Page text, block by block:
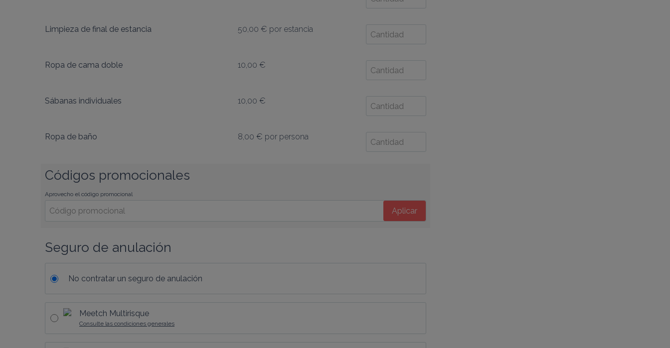
Limpieza de final de estancia 50,00 € por estancia
Ropa de cama doble 10,00 €
Sábanas individuales 10,00 €
Ropa de baño 8,00 € por persona
Códigos promocionales
Aprovecho el código promocional
Aplicar
Seguro de anulación
No contratar un seguro de anulación
Meetch Multirisque
Consulte las condiciones generales